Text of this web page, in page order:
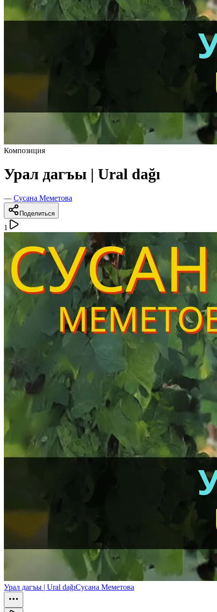
Композиция
Урал дагъы | Ural dağı
— Сусана Меметова
Поделиться
1
Урал дагъы | Ural dağıСусана Меметова